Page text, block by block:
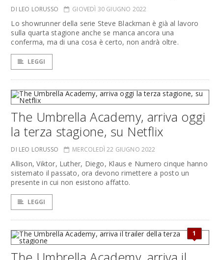
DI LEO LORUSSO GIOVEDÌ 30 GIUGNO 2022
Lo showrunner della serie Steve Blackman è già al lavoro
sulla quarta stagione anche se manca ancora una
conferma, ma di una cosa è certo, non andrà oltre.
LEGGI
The Umbrella Academy, arriva oggi
la terza stagione, su Netflix
DI LEO LORUSSO MERCOLEDÌ 22 GIUGNO 2022
Allison, Viktor, Luther, Diego, Klaus e Numero cinque hanno
sistemato il passato, ora devono rimettere a posto un
presente in cui non esistono affatto.
LEGGI
1